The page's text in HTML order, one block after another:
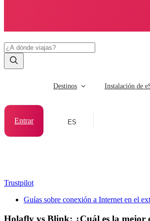
Destinos Instalación de
Entrar ES
Trustpilot
Guías sobre conexión a Internet en el
Holafly vs Blink: ¿Cuál es la mejor